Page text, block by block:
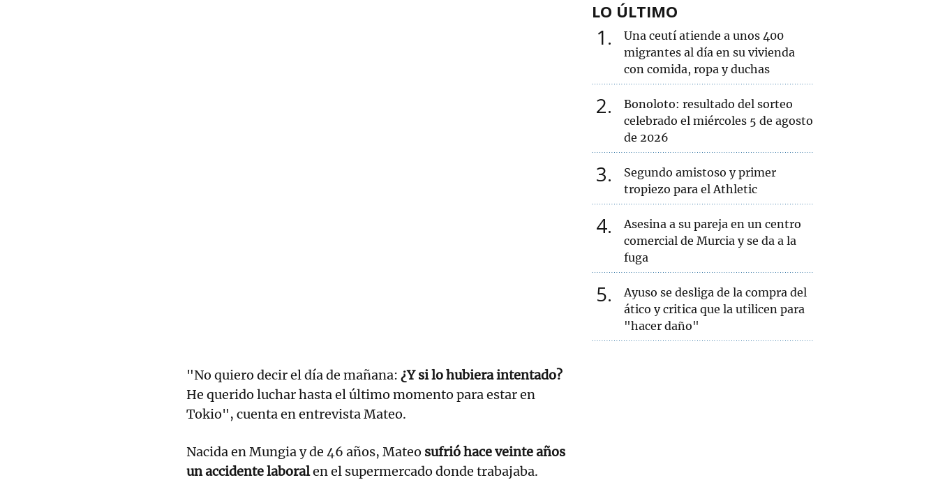
"No quiero decir el día de mañana: ¿Y si lo hubiera intentado?
He querido luchar hasta el último momento para estar en
Tokio", cuenta en entrevista Mateo.
Nacida en Mungia y de 46 años, Mateo sufrió hace veinte años
un accidente laboralen el supermercado donde trabajaba.
LO ÚLTIMO
1
Una ceutí atiende a unos 400
migrantes al día en su vivienda
con comida, ropa y duchas
2
Bonoloto: resultado del sorteo
celebrado el miércoles 5 de agosto
de 2026
3
Segundo amistoso y primer
tropiezo para el Athletic
4
Asesina a su pareja en un centro
comercial de Murcia y se da a la
fuga
5
Ayuso se desliga de la compra del
ático y critica que la utilicen para
"hacer daño"